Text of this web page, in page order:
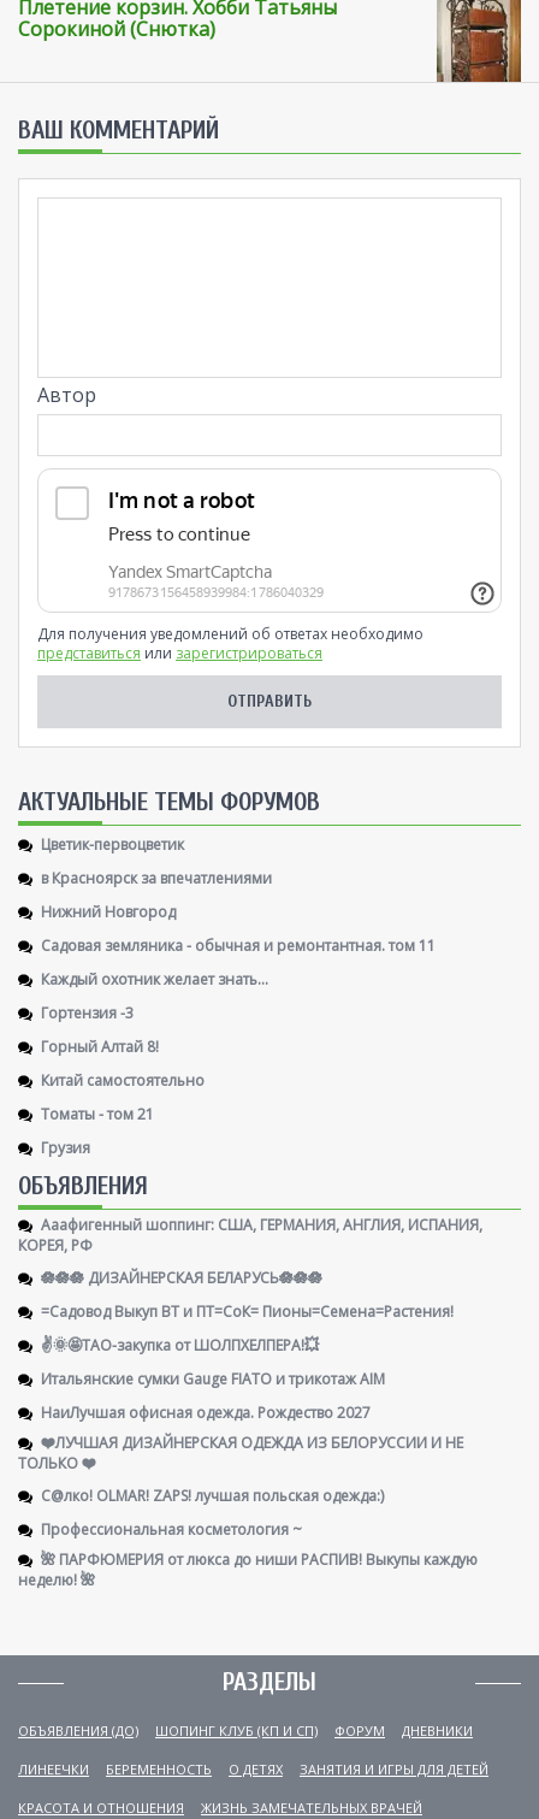
Плетение корзин. Хобби Татьяны
Сорокиной (Снютка)
ВАШ КОММЕНТАРИЙ
Автор
Для получения уведомлений об ответах необходимо
представиться или зарегистрироваться
AКТУАЛЬНЫЕ ТЕМЫ ФОРУМОВ
Цветик-первоцветик
в Красноярск за впечатлениями
Нижний Новгород
Садовая земляника - обычная и ремонтантная. том 11
Каждый охотник желает знать...
Гортензия -3
Горный Алтай 8!
Китай самостоятельно
Томаты - том 21
Грузия
ОБЪЯВЛЕНИЯ
Ааафигенный шоппинг: США, ГЕРМАНИЯ, АНГЛИЯ, ИСПАНИЯ,
КОРЕЯ, РФ
🪷🪷🪷 ДИЗАЙНЕРСКАЯ БЕЛАРУСЬ🪷🪷🪷
=Садовод Выкуп ВТ и ПТ=СоК= Пионы=Семена=Растения!
✌️🌞🤩ТАО-закупка от ШОЛПХЕЛПЕРА!💥
Итальянские сумки Gauge FIATO и трикотаж AIM
НаиЛучшая офисная одежда. Рождество 2027
❤️ЛУЧШАЯ ДИЗАЙНЕРСКАЯ ОДЕЖДА ИЗ БЕЛОРУССИИ И НЕ
ТОЛЬКО ❤️
С@лко! OLMAR! ZAPS! лучшая польская одежда:)
Профессиональная косметология ~
🌺 ПАРФЮМЕРИЯ от люкса до ниши РАСПИВ! Выкупы каждую
неделю! 🌺
РАЗДЕЛЫ
ОБЪЯВЛЕНИЯ (ДО) ШОПИНГ КЛУБ (КП И СП) ФОРУМ ДНЕВНИКИ
ЛИНЕЕЧКИ БЕРЕМЕННОСТЬ О ДЕТЯХ ЗАНЯТИЯ И ИГРЫ ДЛЯ ДЕТЕЙ
КРАСОТА И ОТНОШЕНИЯ ЖИЗНЬ ЗАМЕЧАТЕЛЬНЫХ ВРАЧЕЙ